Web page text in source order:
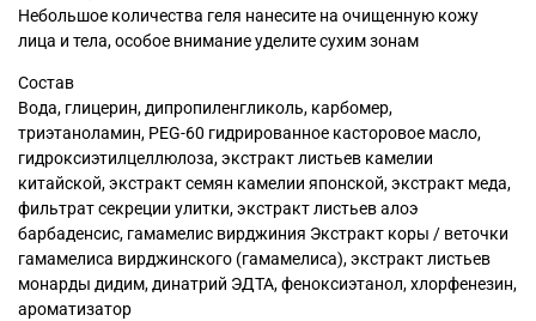
Небольшое количества геля нанесите на очищенную кожу
лица и тела, особое внимание уделите сухим зонам
Состав
Вода, глицерин, дипропиленгликоль, карбомер,
триэтаноламин, PEG-60 гидрированное касторовое масло,
гидроксиэтилцеллюлоза, экстракт листьев камелии
китайской, экстракт семян камелии японской, экстракт меда,
фильтрат секреции улитки, экстракт листьев алоэ
барбаденсис, гамамелис вирджиния Экстракт коры / веточки
гамамелиса вирджинского (гамамелиса), экстракт листьев
монарды дидим, динатрий ЭДТА, феноксиэтанол, хлорфенезин,
ароматизатор